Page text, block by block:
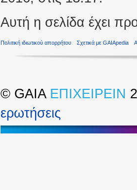
Αυτή η σελίδα έχει
Πολιτική ιδιωτικού απορρήτου Σχετικά με GAIApedia
© GAIA ΕΠΙΧΕΙΡΕΙΝ
ερωτήσεις